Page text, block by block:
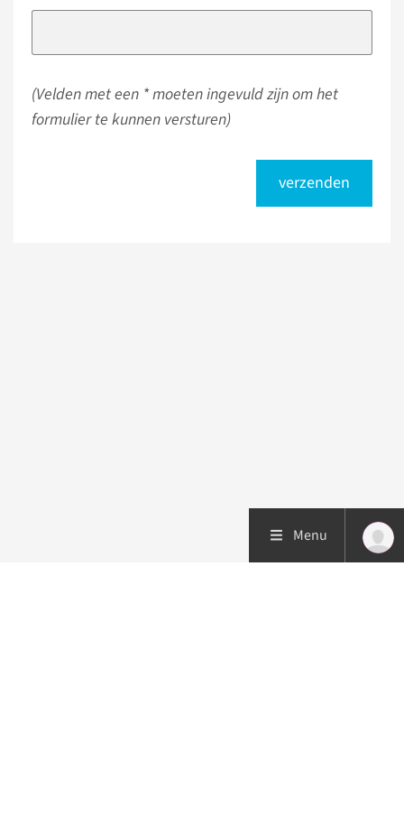
(Velden met een * moeten ingevuld zijn om het
formulier te kunnen versturen)
verzenden
Menu